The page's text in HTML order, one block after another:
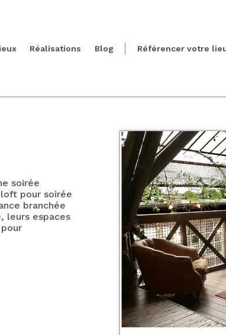
Réalisations Blog Référencer votre
soirée
pour soirée
branchée
leurs espaces